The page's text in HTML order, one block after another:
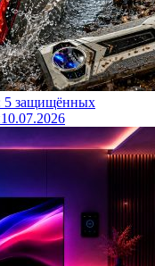
5 защищённых
10.07.2026